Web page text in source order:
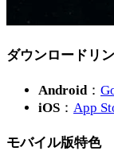
ダウンロードリ
Android ：
iOS ： App
モバイル版特色